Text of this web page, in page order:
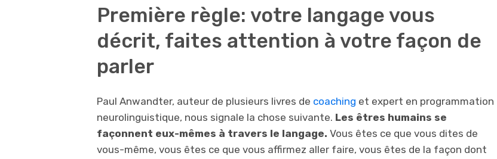
Première règle: votre langage vous
décrit, faites attention à votre façon de
parler
Paul Anwandter, auteur de plusieurs livres de coaching et expert en programmation
neurolinguistique, nous signale la chose suivante. Les êtres humains se
façonnent eux-mêmes à travers le langage. Vous êtes ce que vous dites de
vous-même, vous êtes ce que vous affirmez aller faire, vous êtes de la façon dont